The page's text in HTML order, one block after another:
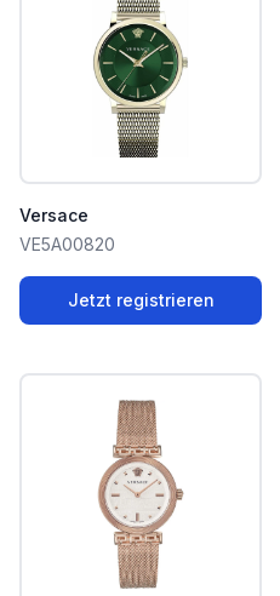
Versace
VE5A00820
Jetzt registrieren